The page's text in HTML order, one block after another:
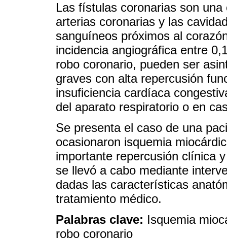
Las fístulas coronarias son
arterias coronarias y las
sanguíneos próximos al
incidencia angiográfica entre
robo coronario, pueden ser
graves con alta repercusión
insuficiencia cardíaca
del aparato respiratorio o en
Se presenta el caso de una
ocasionaron isquemia
importante repercusión clínica
se llevó a cabo mediante
dadas las características
tratamiento médico.
Palabras clave: Isquemia
robo coronario